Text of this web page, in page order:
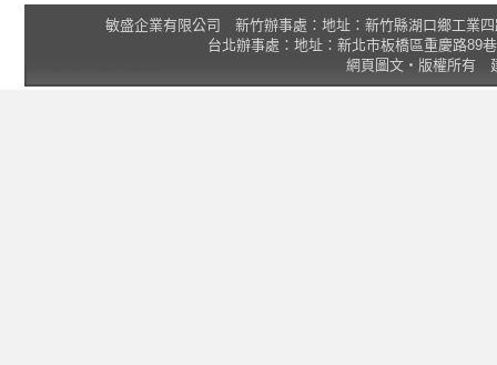
敏盛企業有限公司 新竹辦事處：地址：新竹縣湖口鄉工業
台北辦事處：地址：新北市板橋區重慶路89
網頁圖文‧版權所有 建